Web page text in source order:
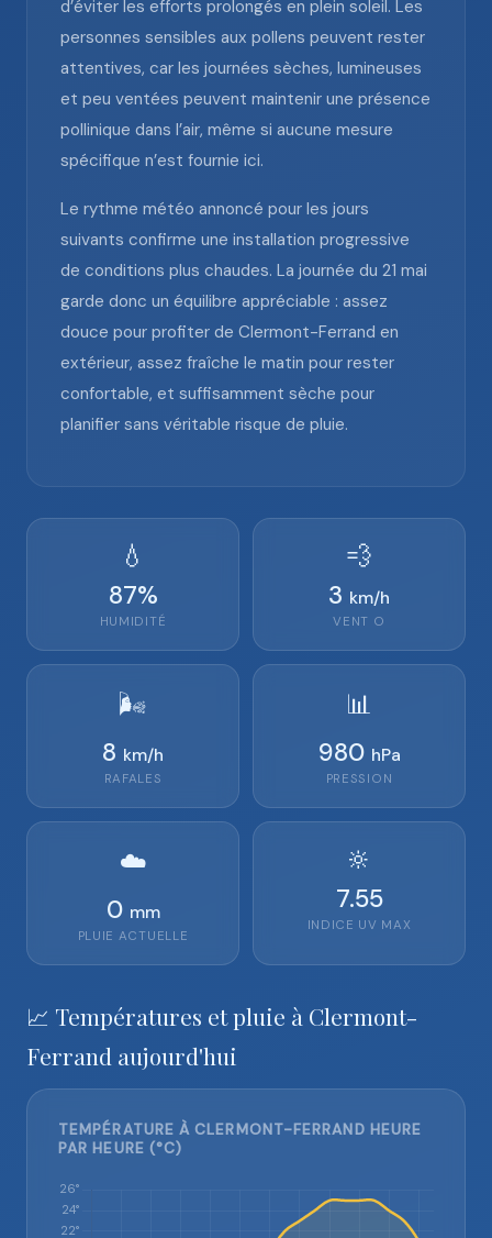
d’éviter les efforts prolongés en plein soleil. Les
personnes sensibles aux pollens peuvent rester
attentives, car les journées sèches, lumineuses
et peu ventées peuvent maintenir une présence
pollinique dans l’air, même si aucune mesure
spécifique n’est fournie ici.
Le rythme météo annoncé pour les jours
suivants confirme une installation progressive
de conditions plus chaudes. La journée du 21 mai
garde donc un équilibre appréciable : assez
douce pour profiter de Clermont-Ferrand en
extérieur, assez fraîche le matin pour rester
confortable, et suffisamment sèche pour
planifier sans véritable risque de pluie.
💧
87%
HUMIDITÉ
💨
3 km/h
VENT O
🌬️
8 km/h
RAFALES
📊
980 hPa
PRESSION
☁️
0 mm
PLUIE ACTUELLE
🔆
7.55
INDICE UV MAX
📈 Températures et pluie à Clermont-
Ferrand aujourd'hui
TEMPÉRATURE À CLERMONT-FERRAND HEURE
PAR HEURE (°C)